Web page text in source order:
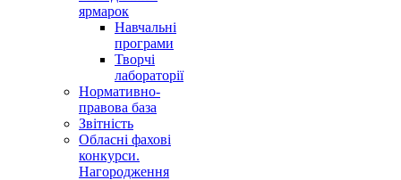
ярмарок
Навчальні
програми
Творчі
лабораторії
Нормативно-
правова база
Звітність
Обласні фахові
конкурси.
Нагородження